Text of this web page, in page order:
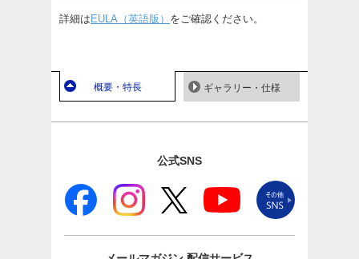
詳細は EULA（英語版） をご確認ください。
概要・特長 ギャラリー・仕様
公式SNS